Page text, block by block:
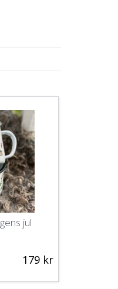
jul
179 kr